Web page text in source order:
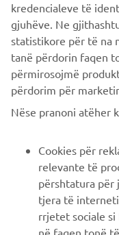
PIÙ YAMAHA
SUPPORTO
kredencialeve të
gjuhëve. Ne
statistikore për të na
tanë përdorin faqen
përmirosojmë
përdorim për
Nëse pranoni atëher
Cookies për
relevante të
përshtatura për
tjera të
rrjetet sociale si
në faqen tonë